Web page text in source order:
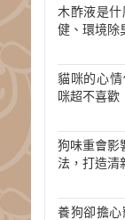
木酢液是
健、環境除
貓咪的心
咪超不喜歡
狗味重會影
法，打造清
養狗卻擔